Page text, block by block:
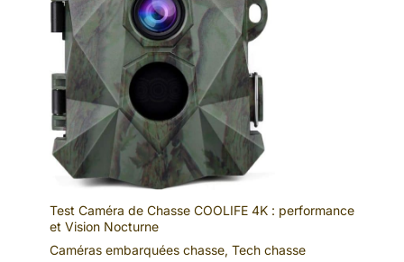
Test Caméra de Chasse COOLIFE 4K : performance
et Vision Nocturne
Caméras embarquées chasse, Tech chasse